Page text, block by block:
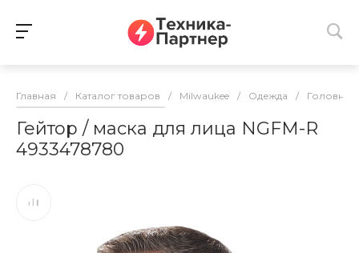
Главная / Каталог товаров / Milwaukee / Одежда /
Гейтор / маска для лица NGFM-R
4933478780